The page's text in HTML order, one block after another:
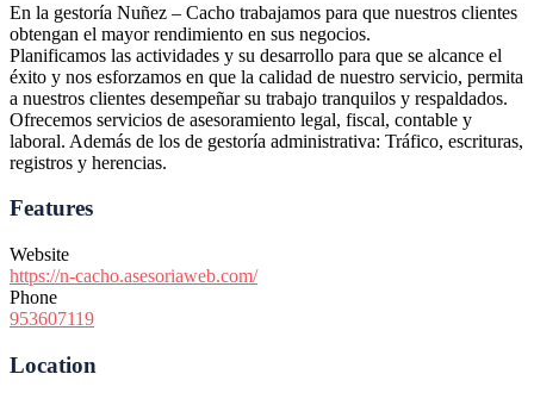
En la gestoría Nuñez – Cacho trabajamos para que nuestros clientes
obtengan el mayor rendimiento en sus negocios.
Planificamos las actividades y su desarrollo para que se alcance el
éxito y nos esforzamos en que la calidad de nuestro servicio, permita
a nuestros clientes desempeñar su trabajo tranquilos y respaldados.
Ofrecemos servicios de asesoramiento legal, fiscal, contable y
laboral. Además de los de gestoría administrativa: Tráfico, escrituras,
registros y herencias.
Features
Website
https://n-cacho.asesoriaweb.com/
Phone
953607119
Location